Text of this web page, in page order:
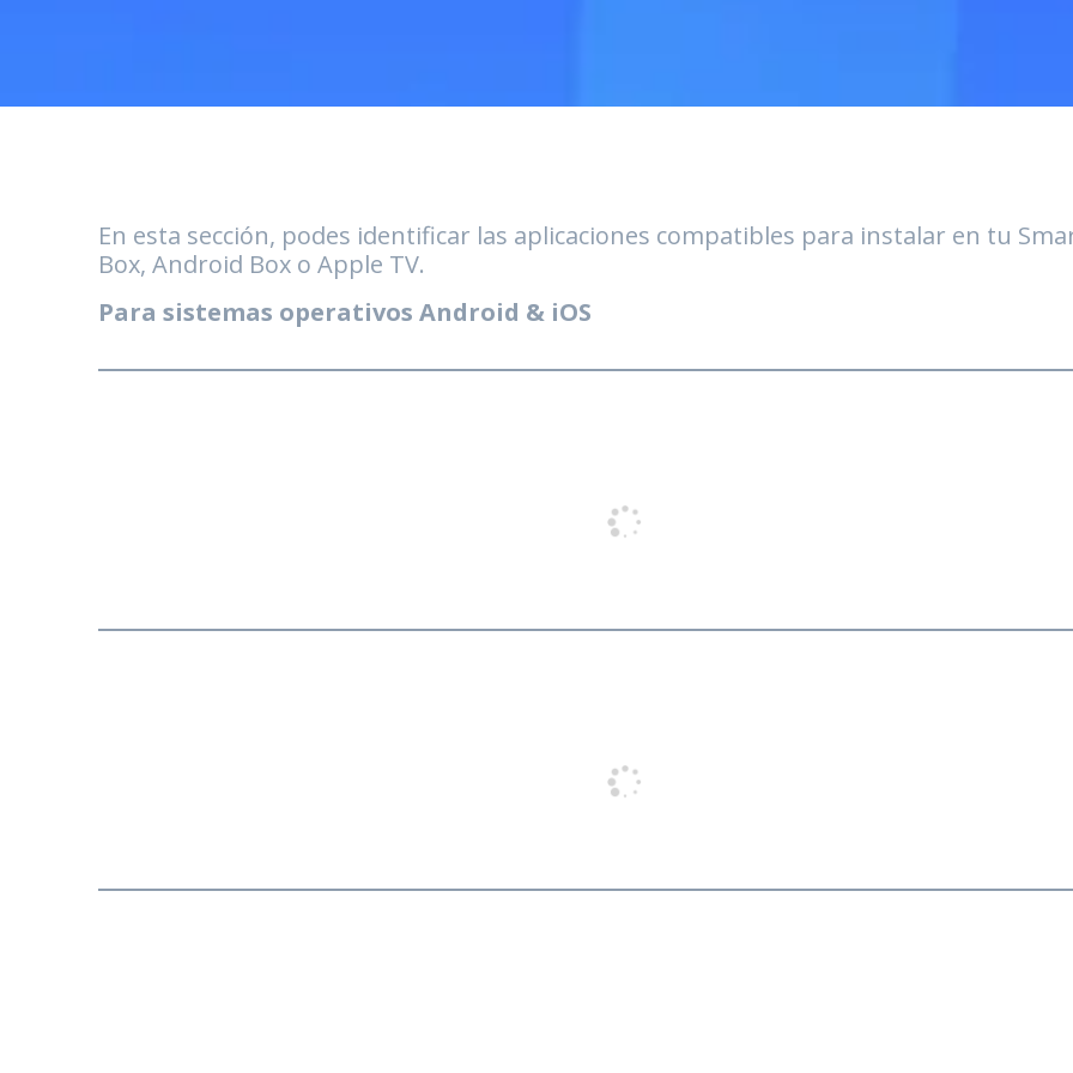
En esta sección, podes identificar las aplicaciones compatibles para instalar en tu
Box, Android Box o Apple TV.
Para sistemas operativos Android & iOS